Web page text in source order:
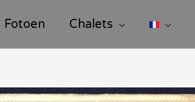
Fotoen Chalets